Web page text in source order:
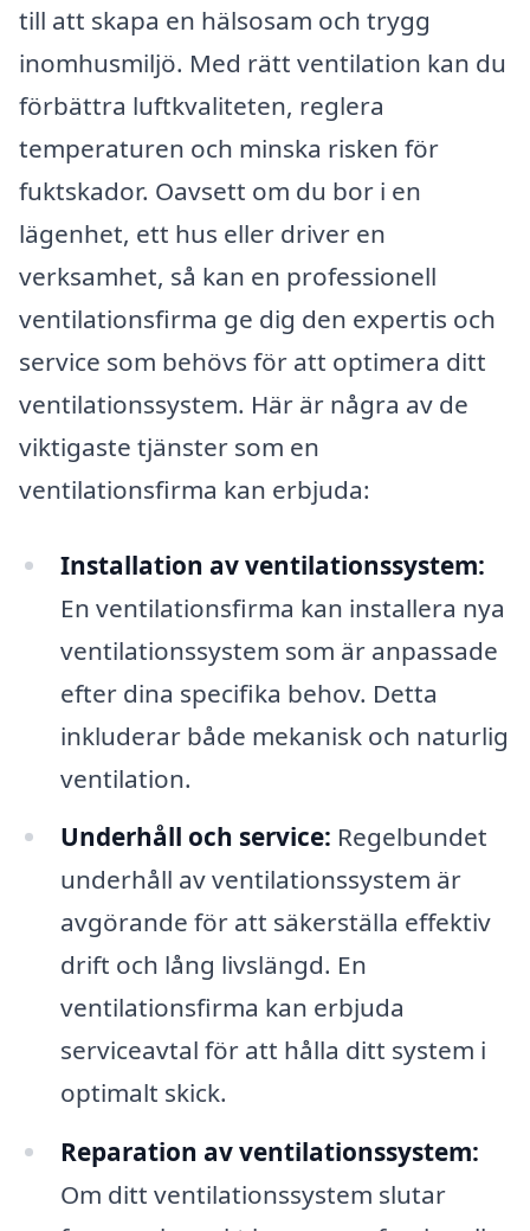
till att skapa en hälsosam och trygg
inomhusmiljö. Med rätt ventilation kan du
förbättra luftkvaliteten, reglera
temperaturen och minska risken för
fuktskador. Oavsett om du bor i en
lägenhet, ett hus eller driver en
verksamhet, så kan en professionell
ventilationsfirma ge dig den expertis och
service som behövs för att optimera ditt
ventilationssystem. Här är några av de
viktigaste tjänster som en
ventilationsfirma kan erbjuda:
Installation av ventilationssystem:
En ventilationsfirma kan installera nya
ventilationssystem som är anpassade
efter dina specifika behov. Detta
inkluderar både mekanisk och naturlig
ventilation.
Underhåll och service: Regelbundet
underhåll av ventilationssystem är
avgörande för att säkerställa effektiv
drift och lång livslängd. En
ventilationsfirma kan erbjuda
serviceavtal för att hålla ditt system i
optimalt skick.
Reparation av ventilationssystem:
Om ditt ventilationssystem slutar